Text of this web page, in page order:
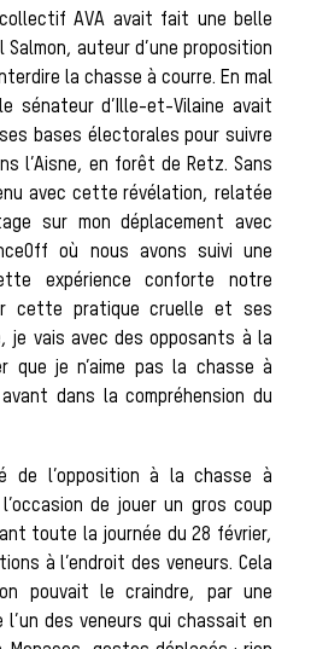
de
de
veneurs
La vènerie contemporaine
les idées
AVA avait fait une belle
Salmon, auteur d’une proposition
la chasse à courre. En mal
sénateur d’Ille-et-Vilaine avait
bases électorales pour suivre
l’Aisne, en forêt de Retz. Sans
avec cette révélation, relatée
sur mon déplacement avec
où nous avons suivi une
expérience conforte notre
cette pratique cruelle et ses
je vais avec des opposants à la
que je n’aime pas la chasse à
dans la compréhension du
de l’opposition à la chasse à
de jouer un gros coup
toute la journée du 28 février,
à l’endroit des veneurs. Cela
pouvait le craindre, par une
l’un des veneurs qui chassait en